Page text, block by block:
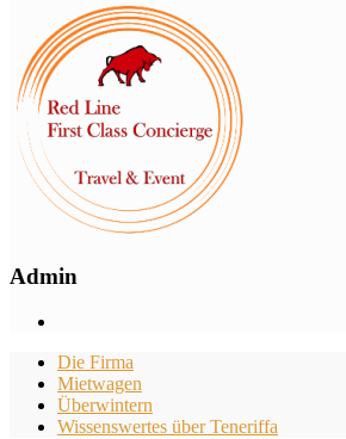
Admin
Die Firma
Mietwagen
Überwintern
Wissenswertes über Teneriffa